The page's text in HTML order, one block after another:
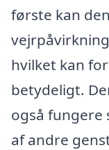
første kan
hvilket kan
betydeligt.
også fungere
af andre